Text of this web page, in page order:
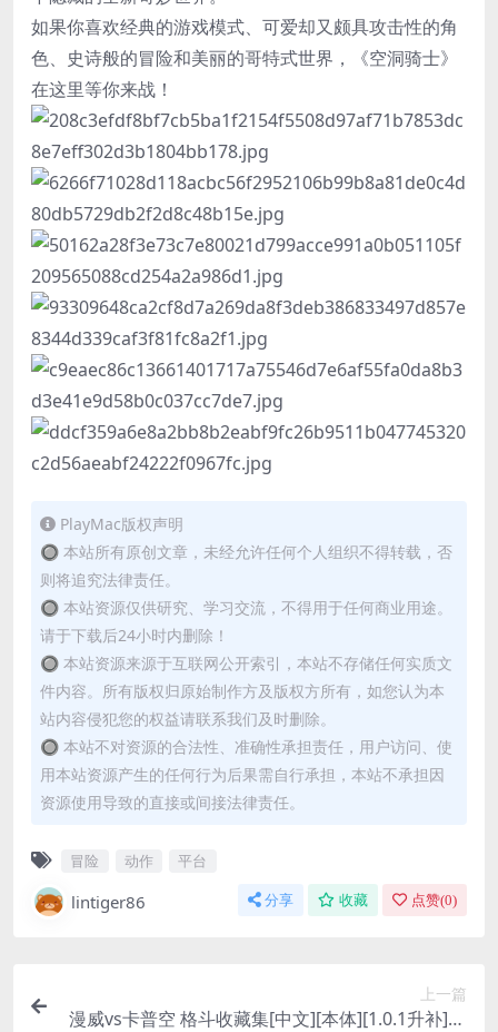
如果你喜欢经典的游戏模式、可爱却又颇具攻击性的角
色、史诗般的冒险和美丽的哥特式世界，《空洞骑士》
在这里等你来战！
PlayMac版权声明
🔘 本站所有原创文章，未经允许任何个人组织不得转载，否
则将追究法律责任。
🔘 本站资源仅供研究、学习交流，不得用于任何商业用途。
请于下载后24小时内删除！
🔘 本站资源来源于互联网公开索引，本站不存储任何实质文
件内容。所有版权归原始制作方及版权方所有，如您认为本
站内容侵犯您的权益请联系我们及时删除。
🔘 本站不对资源的合法性、准确性承担责任，用户访问、使
用本站资源产生的任何行为后果需自行承担，本站不承担因
资源使用导致的直接或间接法律责任。
冒险 动作 平台
lintiger86 分享 收藏 点赞(0)
上一篇
漫威vs卡普空 格斗收藏集[中文][本体][1.0.1升补][N